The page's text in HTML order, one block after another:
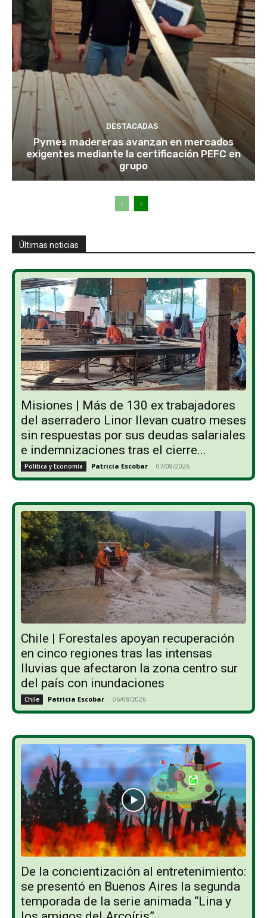
DESTACADAS
Pymes madereras avanzan en mercados
exigentes mediante la certificación PEFC en
grupo
Últimas noticias
Misiones | Más de 130 ex trabajadores
del aserradero Linor llevan cuatro meses
sin respuestas por sus deudas salariales
e indemnizaciones tras el cierre...
Política y Economía Patricia Escobar - 07/08/2026
Chile | Forestales apoyan recuperación
en cinco regiones tras las intensas
lluvias que afectaron la zona centro sur
del país con inundaciones
Chile Patricia Escobar - 06/08/2026
De la concientización al entretenimiento:
se presentó en Buenos Aires la segunda
temporada de la serie animada “Lina y